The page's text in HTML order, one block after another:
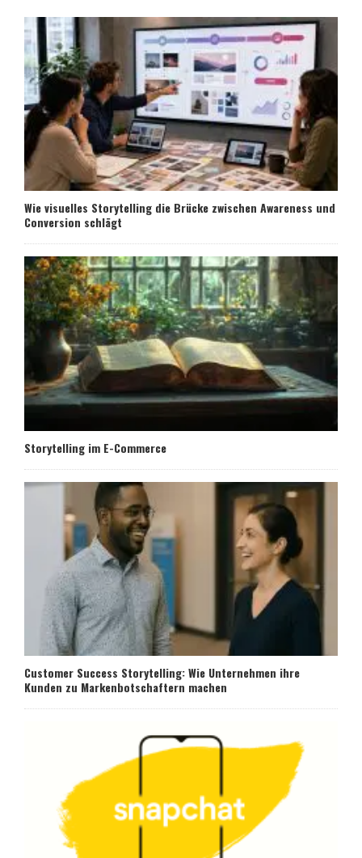
Wie visuelles Storytelling die Brücke zwischen Awareness und
Conversion schlägt
Storytelling im E-Commerce
Customer Success Storytelling: Wie Unternehmen ihre
Kunden zu Markenbotschaftern machen